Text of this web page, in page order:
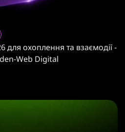
для охоплення та взаємодії -
Web Digital